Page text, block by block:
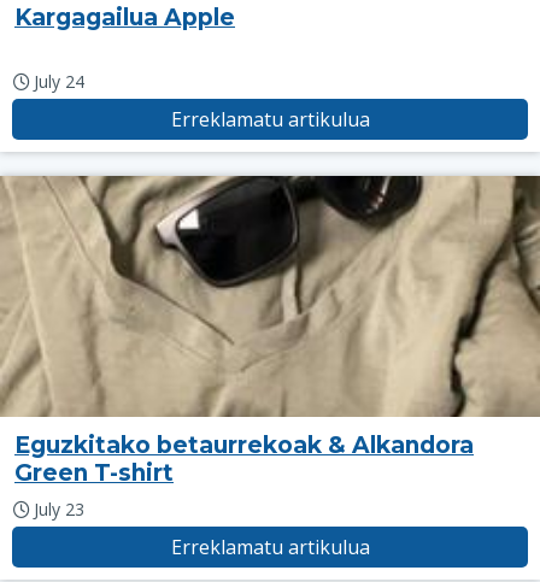
Kargagailua Apple
July 24
Erreklamatu artikulua
Eguzkitako betaurrekoak & Alkandora
Green T-shirt
July 23
Erreklamatu artikulua